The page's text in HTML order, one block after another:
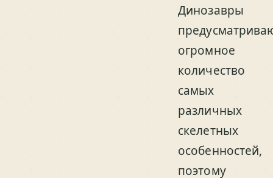
Динозавры
огромное
количество
самых
различных
скелетных
особенностей,
поэтому